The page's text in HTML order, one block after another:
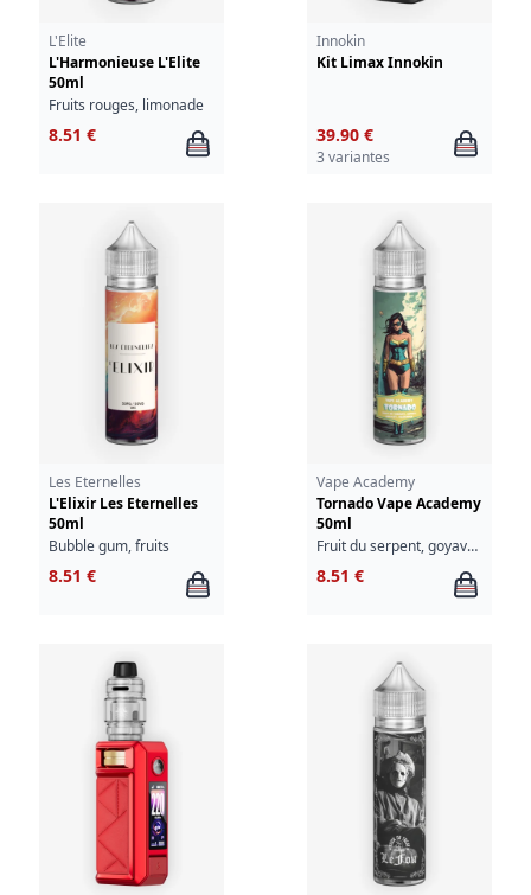
L'Elite
L'Harmonieuse L'Elite
50ml
Fruits rouges, limonade
8.51 €
Innokin
Kit Limax Innokin
39.90 €
3 variantes
Les Eternelles
L'Elixir Les Eternelles
50ml
Bubble gum, fruits
8.51 €
Vape Academy
Tornado Vape Academy
50ml
Fruit du serpent, goyave, abricot, fraîcheur
8.51 €